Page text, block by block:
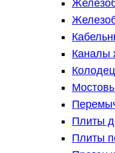
Каналы
Плиты
Плиты